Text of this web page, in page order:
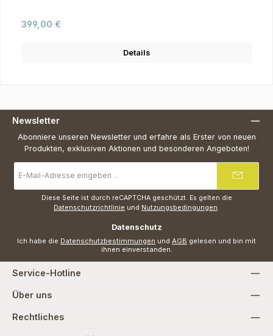
Regulärer Preis:
399,00 €
Details
Newsletter
Abonniere unseren Newsletter und erfahre als Erster von neuen
Produkten, exklusiven Aktionen und besonderen Angeboten!
Mail-
Adresse
Diese Seite ist durch reCAPTCHA geschützt. Es gelten die
Datenschutzrichtlinie und Nutzungsbedingungen.
Datenschutz
Ich habe die Datenschutzbestimmungen und AGB gelesen und bin mit
ihnen einverstanden.
Service-Hotline
Über uns
Rechtliches